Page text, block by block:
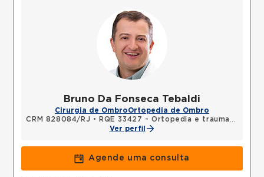
Bruno Da Fonseca Tebaldi
Cirurgia de OmbroOrtopedia de Ombro
CRM 828084/RJ •
RQE 33427 - Ortopedia e traumatologia
Ver perfil
Agende uma consulta